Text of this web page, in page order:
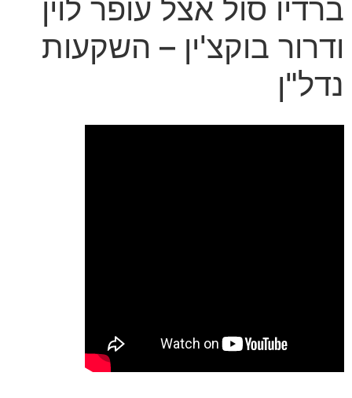
ברדיו סול אצל עופר לוין
ודרור בוקצ'ין – השקעות
נדל"ן